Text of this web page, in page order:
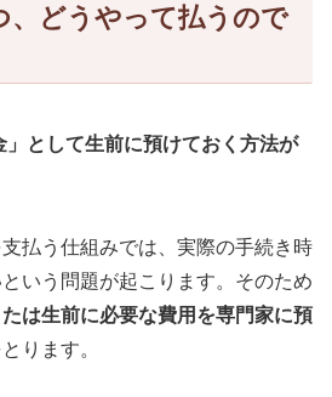
、どうやって払うので
として生前に預けておく方法が
払う仕組みでは、実際の手続き時
いう問題が起こります。そのため
は生前に必要な費用を専門家に預
ります。